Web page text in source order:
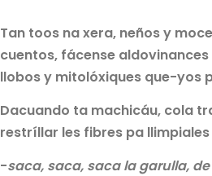
Tan toos na xera, neños y
cuentos, fácense
llobos y mitolóxiques que-yos
Dacuando ta machicáu, cola
restríllar les fibres pa
-saca, saca, saca la garulla,